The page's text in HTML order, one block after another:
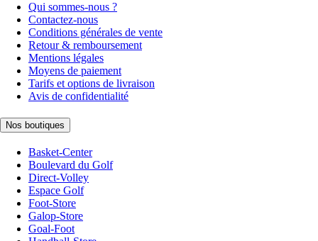
Qui sommes-nous ?
Contactez-nous
Conditions générales de vente
Retour & remboursement
Mentions légales
Moyens de paiement
Tarifs et options de livraison
Avis de confidentialité
Nos boutiques
Basket-Center
Boulevard du Golf
Direct-Volley
Espace Golf
Foot-Store
Galop-Store
Goal-Foot